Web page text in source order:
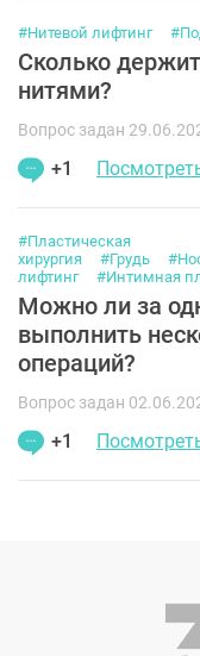
#Нитевой лифтинг
Сколько
нитями?
Вопрос задан
+1
#Пластическая
хирургия
#Грудь
лифтинг
#Интимная
Можно ли за
выполнить
операций?
Вопрос задан
+1